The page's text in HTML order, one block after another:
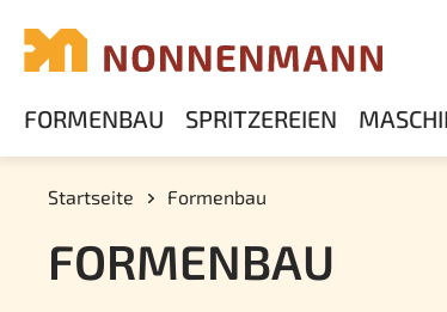
FORMENBAU SPRITZEREIEN
Startseite Formenbau
FORMENBAU